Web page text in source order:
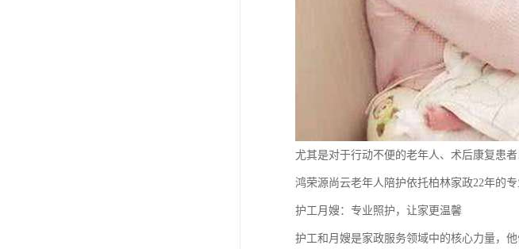
尤其是对于行动不便的老年人、术后康复患
鸿荣源尚云老年人陪护依托柏林家政22年的
护工月嫂：专业照护，让家更温馨
护工和月嫂是家政服务领域中的核心力量，